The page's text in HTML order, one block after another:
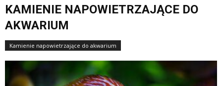
KAMIENIE NAPOWIETRZAJĄCE DO
AKWARIUM
Kamienie napowietrzające do akwarium